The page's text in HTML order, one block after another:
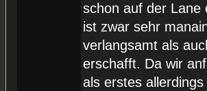
schon auf der Lane
ist zwar sehr
verlangsamt als
erschafft. Da wir
als erstes